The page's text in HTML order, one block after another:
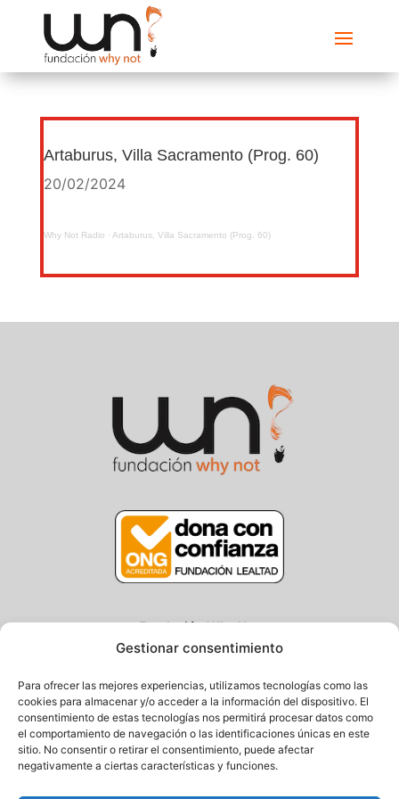
Gestionar consentimiento
Para ofrecer las mejores experiencias, utilizamos tecnologías como las
cookies para almacenar y/o acceder a la información del dispositivo. El
consentimiento de estas tecnologías nos permitirá procesar datos como
el comportamiento de navegación o las identificaciones únicas en este
sitio. No consentir o retirar el consentimiento, puede afectar
negativamente a ciertas características y funciones.
Artaburus, Villa Sacramento (Prog. 60)
20/02/2024
Why Not Radio · Artaburus, Villa Sacramento (Prog. 60)
Fundación Why Not
Centro/Txoko: Particular de Ategorrieta 3, Gros
20013 Donostia – Gipuzkoa
Tel.: (+34) 943 058 694 / 627 014 791
Email: info@fundacionwhynot.org